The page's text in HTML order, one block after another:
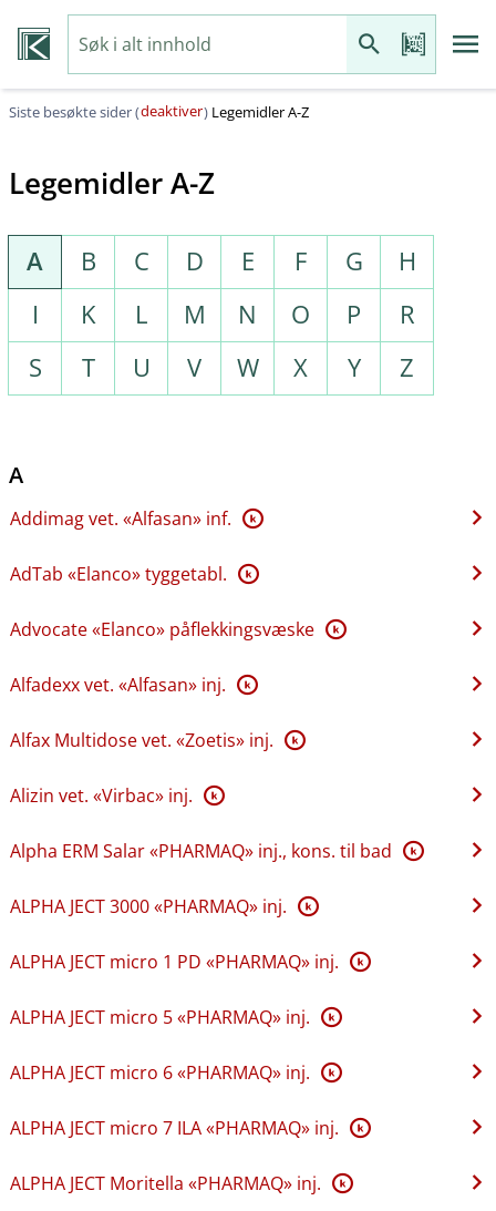
Siste besøkte sider (deaktiver) Legemidler A-Z
Legemidler A-Z
A B C D E F G
H
I
K L M N O P
R
S
T U V W X Y Z
A
Addimag vet. «Alfasan» inf. K
AdTab «Elanco» tyggetabl. K
Advocate «Elanco» påflekkingsvæske K
Alfadexx vet. «Alfasan» inj. K
Alfax Multidose vet. «Zoetis» inj. K
Alizin vet. «Virbac» inj. K
Alpha ERM Salar «PHARMAQ» inj., kons. til bad K
ALPHA JECT 3000 «PHARMAQ» inj. K
ALPHA JECT micro 1 PD «PHARMAQ» inj. K
ALPHA JECT micro 5 «PHARMAQ» inj. K
ALPHA JECT micro 6 «PHARMAQ» inj. K
ALPHA JECT micro 7 ILA «PHARMAQ» inj. K
ALPHA JECT Moritella «PHARMAQ» inj. K